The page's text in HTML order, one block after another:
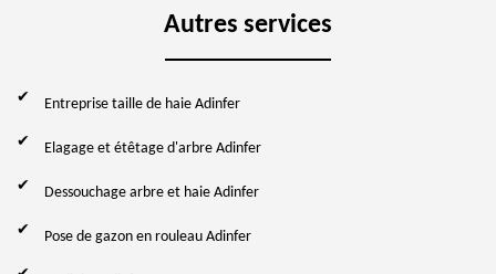
Autres services
Entreprise taille de haie Adinfer
Elagage et étêtage d'arbre Adinfer
Dessouchage arbre et haie Adinfer
Pose de gazon en rouleau Adinfer